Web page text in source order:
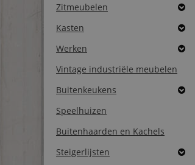
Zitmeubelen
Kasten
Werken
Vintage industriële meubelen
Buitenkeukens
Speelhuizen
Buitenhaarden en Kachels
Steigerlijsten